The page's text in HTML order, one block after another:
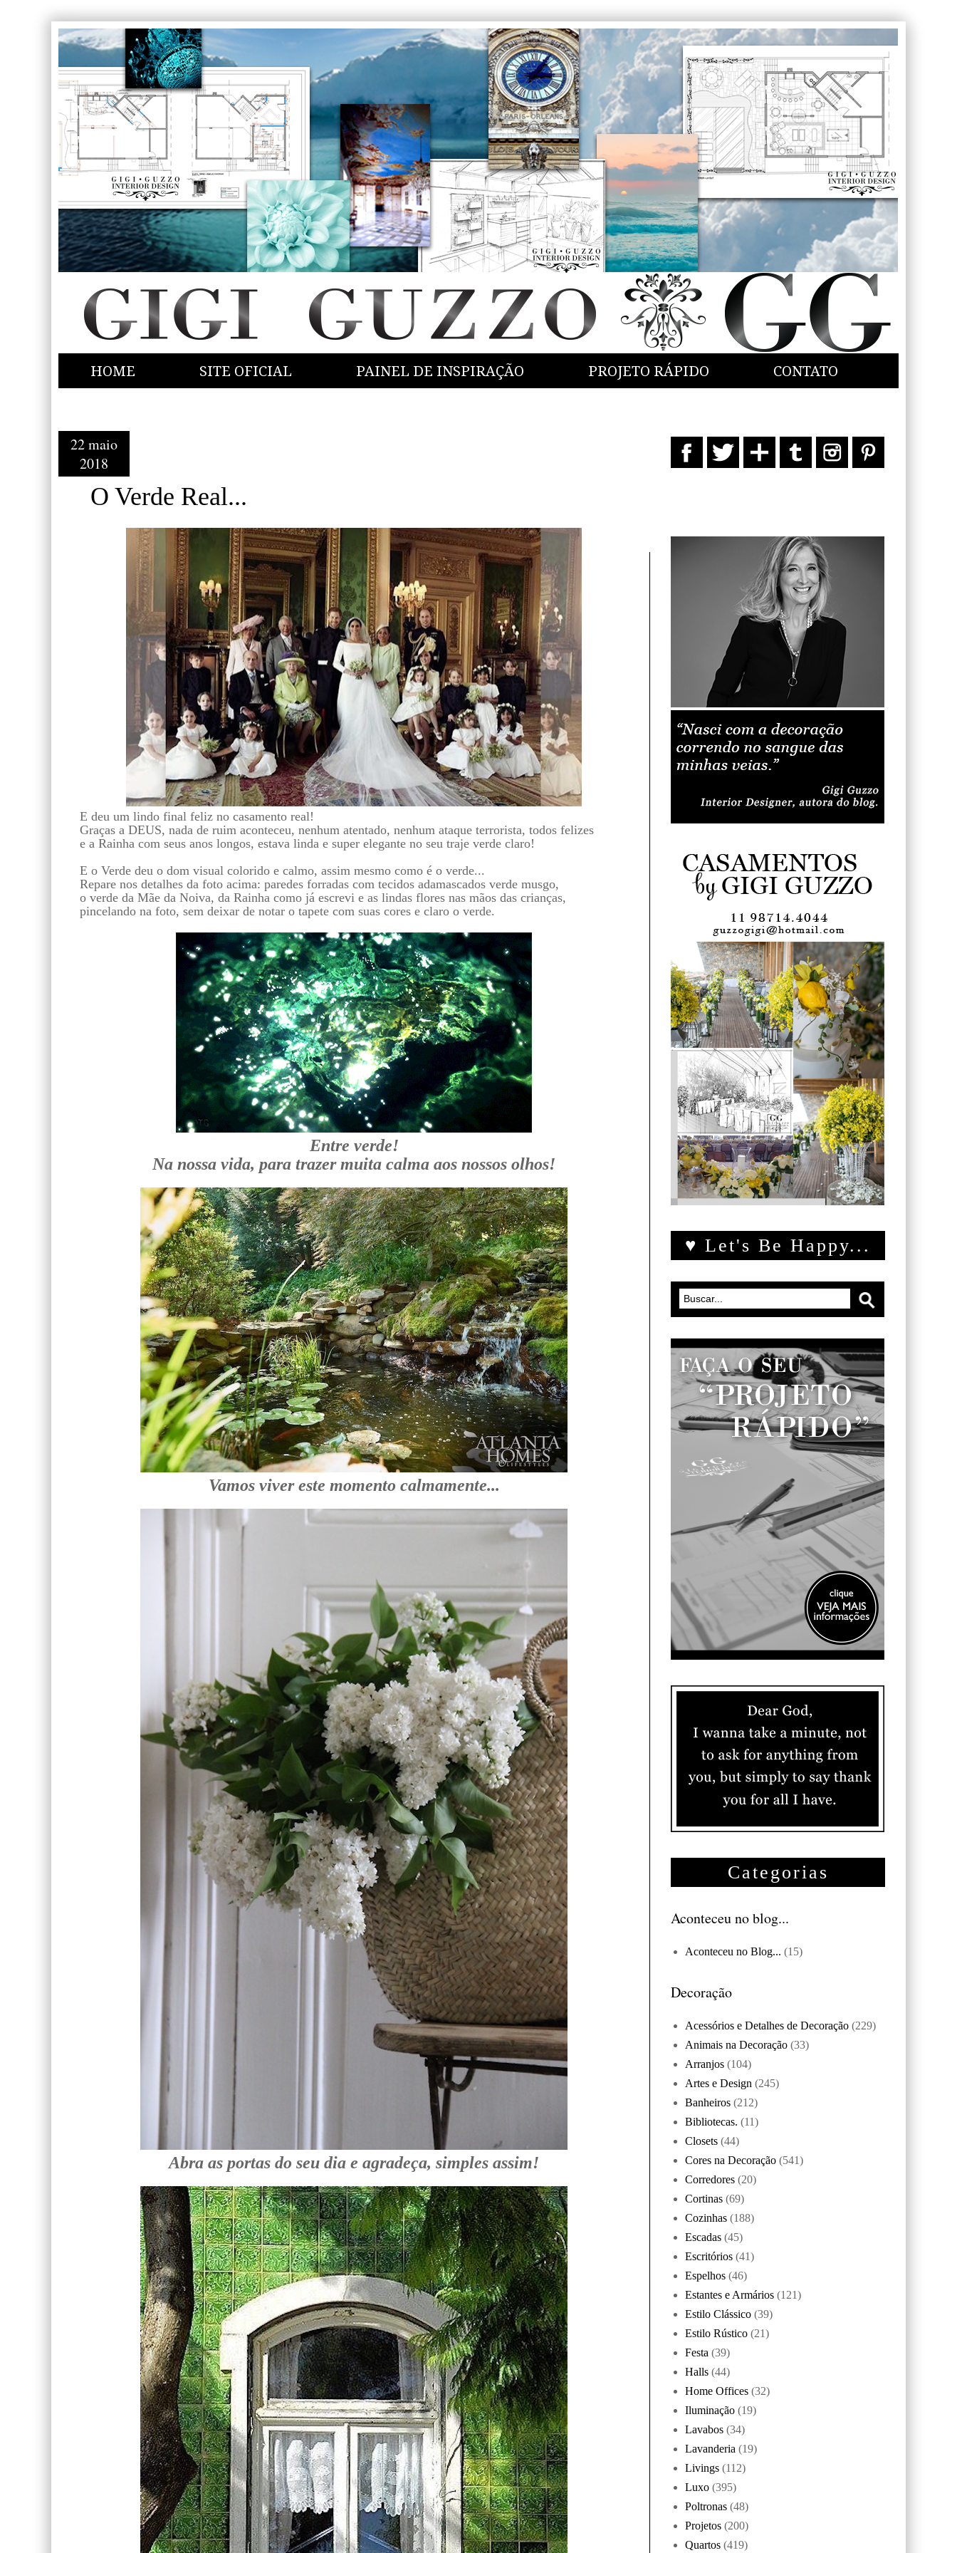
HOME SITE OFICIAL PAINEL DE INSPIRAÇÃO PROJETO RÁPIDO CONTATO
22 maio
2018
O Verde Real...
E deu um lindo final feliz no casamento real!
Graças a DEUS, nada de ruim aconteceu, nenhum atentado, nenhum ataque terrorista, todos felizes
e a Rainha com seus anos longos, estava linda e super elegante no seu traje verde claro!
E o Verde deu o dom visual colorido e calmo, assim mesmo como é o verde...
Repare nos detalhes da foto acima: paredes forradas com tecidos adamascados verde musgo,
o verde da Mãe da Noiva, da Rainha como já escrevi e as lindas flores nas mãos das crianças,
pincelando na foto, sem deixar de notar o tapete com suas cores e claro o verde.
Entre verde!
Na nossa vida, para trazer muita calma aos nossos olhos!
Vamos viver este momento calmamente...
Abra as portas do seu dia e agradeça, simples assim!
♥ Let's Be Happy...
Categorias
Aconteceu no blog...
Aconteceu no Blog... (15)
Decoração
Acessórios e Detalhes de Decoração (229)
Animais na Decoração (33)
Arranjos (104)
Artes e Design (245)
Banheiros (212)
Bibliotecas. (11)
Closets (44)
Cores na Decoração (541)
Corredores (20)
Cortinas (69)
Cozinhas (188)
Escadas (45)
Escritórios (41)
Espelhos (46)
Estantes e Armários (121)
Estilo Clássico (39)
Estilo Rústico (21)
Festa (39)
Halls (44)
Home Offices (32)
Iluminação (19)
Lavabos (34)
Lavanderia (19)
Livings (112)
Luxo (395)
Poltronas (48)
Projetos (200)
Quartos (419)